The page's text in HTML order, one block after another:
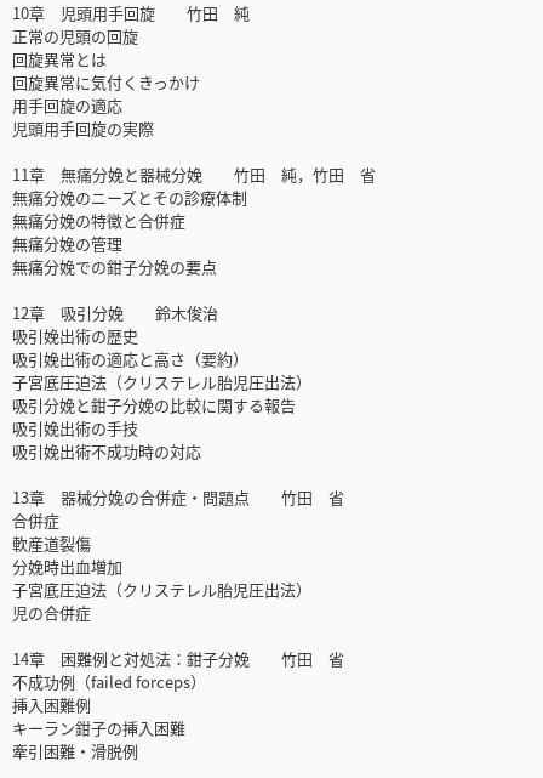
10章 児頭用手回旋 竹田 純
正常の児頭の回旋
回旋異常とは
回旋異常に気付くきっかけ
用手回旋の適応
児頭用手回旋の実際
11章 無痛分娩と器械分娩 竹田 純，竹田 省
無痛分娩のニーズとその診療体制
無痛分娩の特徴と合併症
無痛分娩の管理
無痛分娩での鉗子分娩の要点
12章 吸引分娩 鈴木俊治
吸引娩出術の歴史
吸引娩出術の適応と高さ（要約）
子宮底圧迫法（クリステレル胎児圧出法）
吸引分娩と鉗子分娩の比較に関する報告
吸引娩出術の手技
吸引娩出術不成功時の対応
13章 器械分娩の合併症・問題点 竹田 省
合併症
軟産道裂傷
分娩時出血増加
子宮底圧迫法（クリステレル胎児圧出法）
児の合併症
14章 困難例と対処法：鉗子分娩 竹田 省
不成功例（failed forceps）
挿入困難例
キーラン鉗子の挿入困難
牽引困難・滑脱例